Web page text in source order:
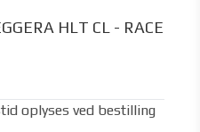
HLT CL - RACE
oplyses ved bestilling